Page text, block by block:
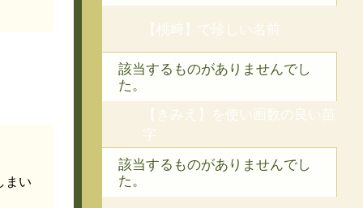
まい
【桃﨑】で珍しい名前
該当するものがありませんでし
た。
【きみえ】を使い画数の良い苗
字
該当するものがありませんでし
た。